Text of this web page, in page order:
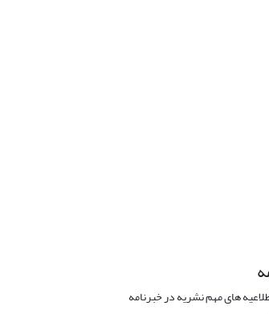
های مهم نشریه در خبرنامه